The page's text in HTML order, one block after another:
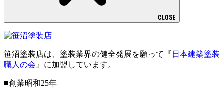
CLOSE
笹沼塗装店は、塗装業界の健全発展を願って『 日本建築塗装
職人の会』に加盟しています。
■創業昭和25年